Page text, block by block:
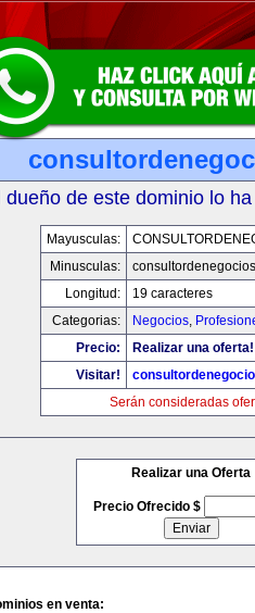
dueño de este dominio lo
Mayusculas:
Minusculas:
Longitud:
19 caracteres
Categorias:
Negocios,
Precio:
Realizar una oferta!
Visitar!
Serán consideradas
Realizar una Oferta
Precio Ofrecido $
en venta: